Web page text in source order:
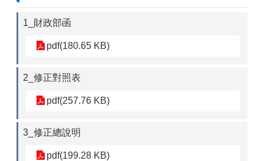
1_財政部函
pdf(180.65 KB)
2_修正對照表
pdf(257.76 KB)
3_修正總說明
pdf(199.28 KB)